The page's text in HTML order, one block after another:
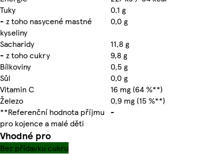
Tuky
0,1 g
- z toho nasycené mastné
kyseliny
0,0 g
Sacharidy
11,8 g
- z toho cukry
9,8 g
Bílkoviny
0,5 g
Sůl
0,0 g
Vitamin C
16 mg (64 %**)
Železo
0,9 mg (15 %**)
**Referenční hodnota příjmu
pro kojence a malé děti
-
Vhodné pro
Bez přídavku cukru